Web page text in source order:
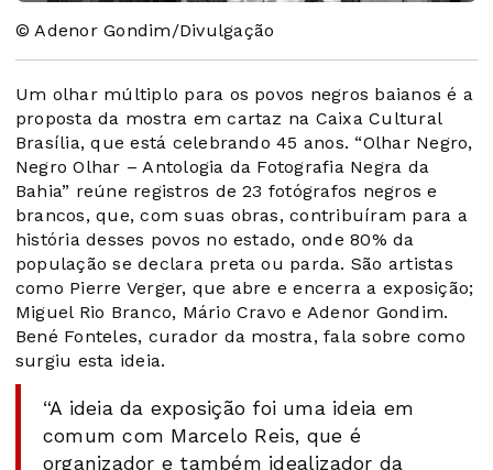
© Adenor Gondim/Divulgação
Um olhar múltiplo para os povos negros baianos é a
proposta da mostra em cartaz na Caixa Cultural
Brasília, que está celebrando 45 anos. “Olhar Negro,
Negro Olhar – Antologia da Fotografia Negra da
Bahia” reúne registros de 23 fotógrafos negros e
brancos, que, com suas obras, contribuíram para a
história desses povos no estado, onde 80% da
população se declara preta ou parda. São artistas
como Pierre Verger, que abre e encerra a exposição;
Miguel Rio Branco, Mário Cravo e Adenor Gondim.
Bené Fonteles, curador da mostra, fala sobre como
surgiu esta ideia.
“A ideia da exposição foi uma ideia em
comum com Marcelo Reis, que é
organizador e também idealizador da